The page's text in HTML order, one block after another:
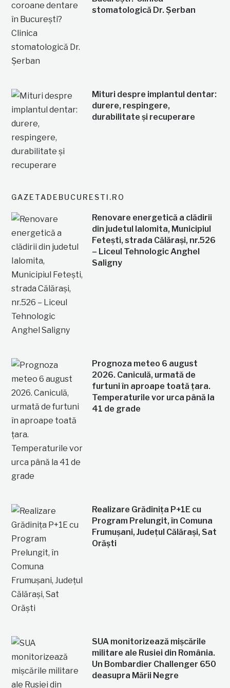
stomatologică Dr. Șerban
Mituri despre implantul dentar:
durere, respingere,
durabilitate și recuperare
GAZETADEBUCURESTI.RO
Renovare energetică a clădirii
din judetul Ialomita, Municipiul
Fetești, strada Călărași, nr.526
– Liceul Tehnologic Anghel
Saligny
Prognoza meteo 6 august
2026. Caniculă, urmată de
furtuni în aproape toată țara.
Temperaturile vor urca până la
41 de grade
Realizare Grădinița P+1E cu
Program Prelungit, în Comuna
Frumușani, Județul Călărași, Sat
Orăști
SUA monitorizează mișcările
militare ale Rusiei din România.
Un Bombardier Challenger 650
deasupra Mării Negre